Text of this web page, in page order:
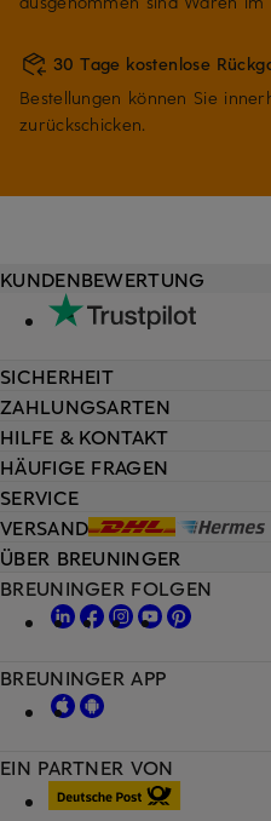
30 Tage kostenlose
Bestellungen können Sie
zurückschicken.
HILFE & KONTAKT
HÄUFIGE FRAGEN
SERVICE
VERSAND
KUNDENBEWERTUNG
SICHERHEIT
ZAHLUNGSARTEN
ÜBER BREUNINGER
EIN PARTNER VON
BREUNINGER FOLGEN
BREUNINGER APP